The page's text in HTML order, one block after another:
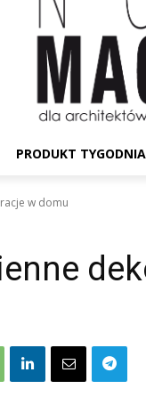
PRODUKT TYGODNIA
w domu